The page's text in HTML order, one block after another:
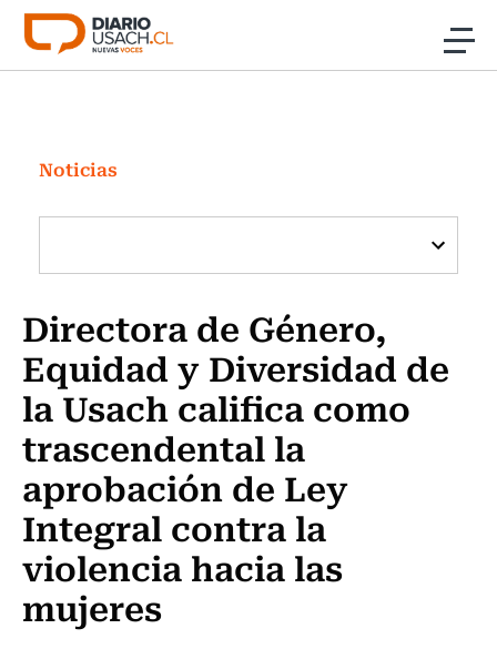
Click acá para ir directamente al contenido
Investigación
Cultura
Programas Radio y TV Usach
Noticias
Directora de Género,
Equidad y Diversidad de
la Usach califica como
trascendental la
aprobación de Ley
Integral contra la
violencia hacia las
mujeres